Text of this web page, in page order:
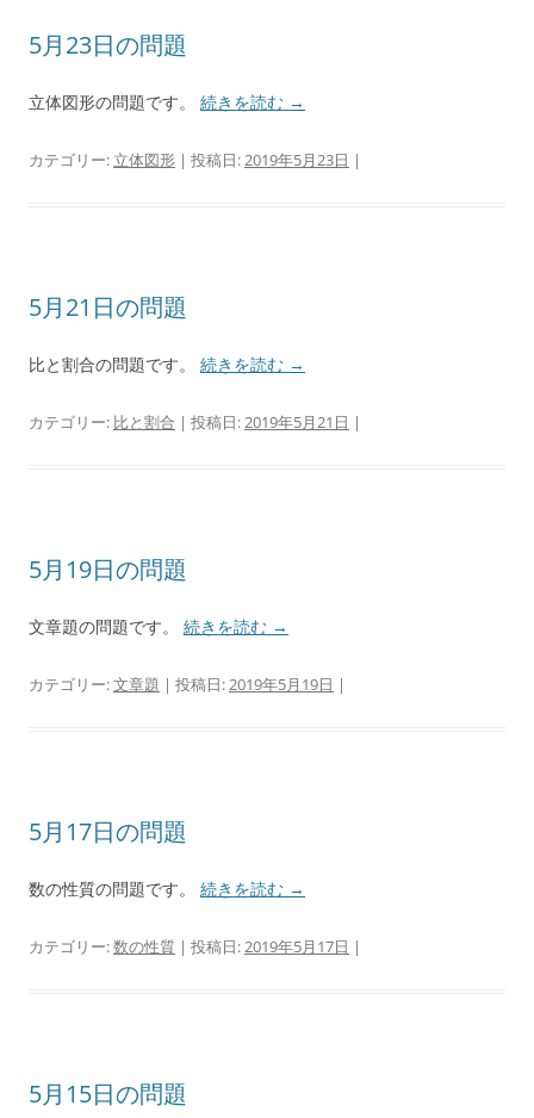
5月23日の問題
立体図形の問題です。 続きを読む →
カテゴリー: 立体図形 | 投稿日:2019年5月23日 |
5月21日の問題
比と割合の問題です。 続きを読む →
カテゴリー: 比と割合 | 投稿日:2019年5月21日 |
5月19日の問題
文章題の問題です。 続きを読む →
カテゴリー:文章題 | 投稿日:2019年5月19日 |
5月17日の問題
数の性質の問題です。 続きを読む →
カテゴリー:数の性質 | 投稿日:2019年5月17日 |
5月15日の問題